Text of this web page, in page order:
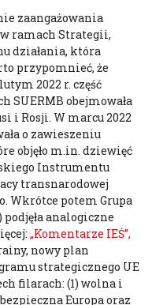
zaangażowania
ramach Strategii,
działania, która
przypomnieć, że
2022 r. część
SUERMB obejmowała
i Rosji. W marcu 2022
o zawieszeniu
objęło m.in. dziewięć
Instrumentu
transnarodowej
Wkrótce potem Grupa
analogiczne
„Komentarze IEŚ”,
nowy plan
strategicznego UE
filarach: (1) wolna i
Europa oraz